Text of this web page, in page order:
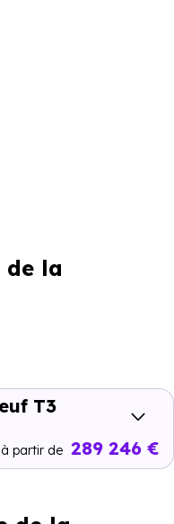
de la
T3
à partir de 289 246 €